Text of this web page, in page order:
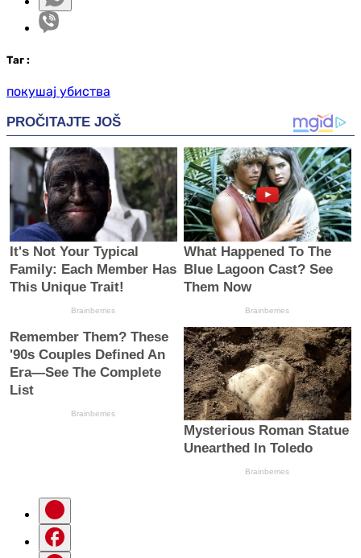
Таг :
покушај убиства